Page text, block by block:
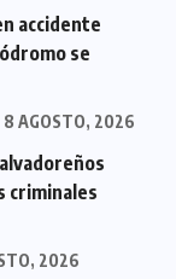
accidente
se
8 AGOSTO, 2026
criminales
2026